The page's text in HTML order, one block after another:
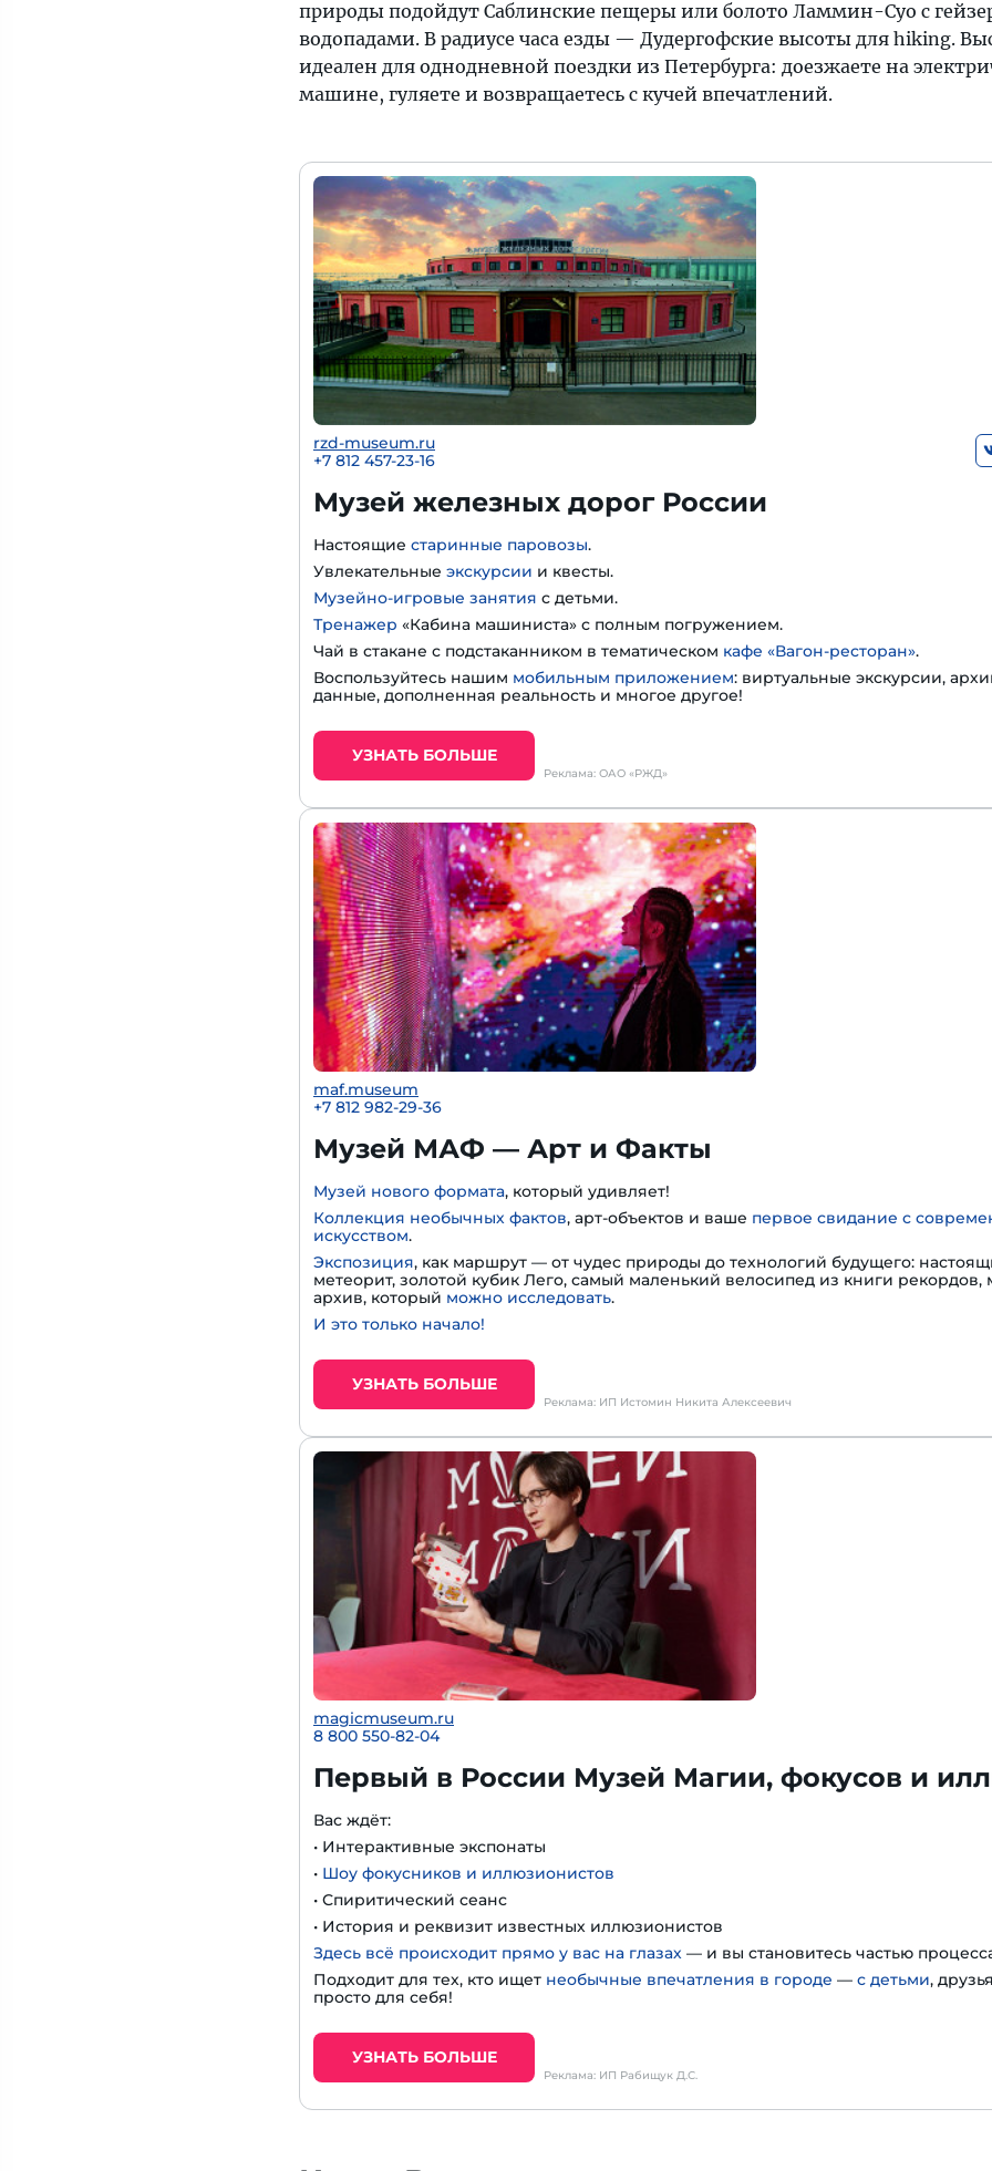
природы подойдут Саблинские пещеры или болото Ламмин-Суо с
водопадами. В радиусе часа езды — Дудергофские высоты для hiking.
идеален для однодневной поездки из Петербурга: доезжаете на
машине, гуляете и возвращаетесь с кучей впечатлений.
rzd-museum.ru
+7 812 457-23-16
Музей железных дорог России
Настоящие старинные паровозы.
Увлекательные экскурсии и квесты.
Музейно-игровые занятия с детьми.
Тренажер «Кабина машиниста» с полным погружением.
Чай в стакане с подстаканником в тематическом кафе «Вагон-ресторан».
Воспользуйтесь нашим мобильным приложением: виртуальные экскурсии,
данные, дополненная реальность и многое другое!
УЗНАТЬ БОЛЬШЕ
Реклама: ОАО «РЖД»
maf.museum
+7 812 982-29-36
Музей МАФ — Арт и Факты
Музей нового формата, который удивляет!
Коллекция необычных фактов, арт-объектов и ваше первое свидание с
искусством.
Экспозиция, как маршрут — от чудес природы до технологий будущего:
метеорит, золотой кубик Лего, самый маленький велосипед из книги рекордов,
архив, который можно исследовать.
И это только начало!
УЗНАТЬ БОЛЬШЕ
Реклама: ИП Истомин Никита Алексеевич
magicmuseum.ru
8 800 550-82-04
Первый в России Музей Магии, фокусов и
Вас ждёт:
• Интерактивные экспонаты
• Шоу фокусников и иллюзионистов
• Спиритический сеанс
• История и реквизит известных иллюзионистов
Здесь всё происходит прямо у вас на глазах — и вы становитесь частью
Подходит для тех, кто ищет необычные впечатления в городе — с детьми,
просто для себя!
УЗНАТЬ БОЛЬШЕ
Реклама: ИП Рабищук Д.С.